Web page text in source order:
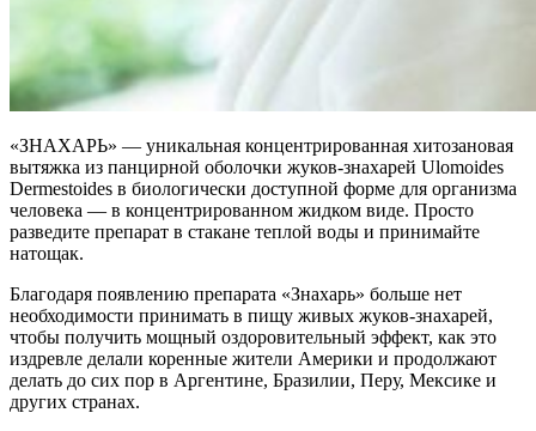
«ЗНАХАРЬ» — уникальная концентрированная хитозановая
вытяжка из панцирной оболочки жуков-знахарей Ulomoides
Dermestoides в биологически доступной форме для организма
человека — в концентрированном жидком виде. Просто
разведите препарат в стакане теплой воды и принимайте
натощак.
Благодаря появлению препарата «Знахарь» больше нет
необходимости принимать в пищу живых жуков-знахарей,
чтобы получить мощный оздоровительный эффект, как это
издревле делали коренные жители Америки и продолжают
делать до сих пор в Аргентине, Бразилии, Перу, Мексике и
других странах.